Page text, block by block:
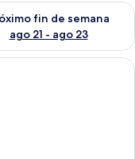
semana ago 14 -
fin de semana
ago 21 - ago 23
la disponibilidad
bien hecha con una